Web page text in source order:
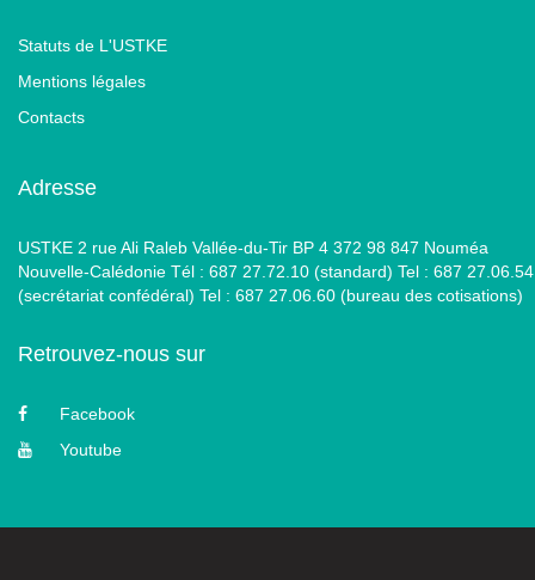
Statuts de L'USTKE
Mentions légales
Contacts
Adresse
USTKE 2 rue Ali Raleb Vallée-du-Tir BP 4 372 98 847 Nouméa
Nouvelle-Calédonie Tél : 687 27.72.10 (standard) Tel : 687 27.06.54
(secrétariat confédéral) Tel : 687 27.06.60 (bureau des cotisations)
Retrouvez-nous sur
Facebook
Youtube